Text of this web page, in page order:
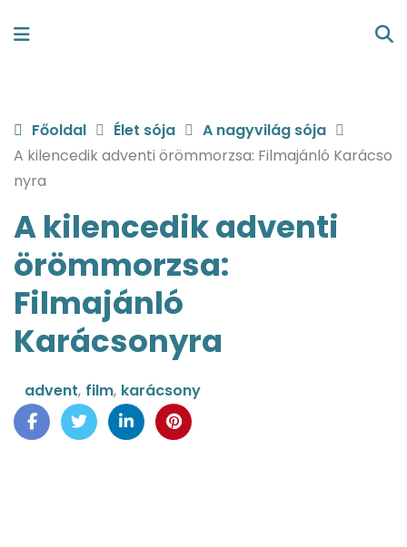
Főoldal Élet sója
A nagyvilág sója
A kilencedik adventi örömmorzsa: Filmajánló Karácso
nyra
A kilencedik adventi
örömmorzsa:
Filmajánló
Karácsonyra
advent, film, karácsony